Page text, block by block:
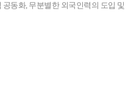
동화, 무분별한 외국인력의 도입 및